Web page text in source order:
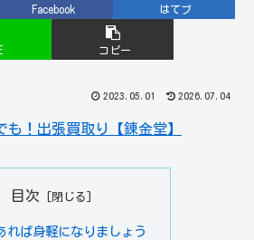
Facebook はてブ
コピー
2023.05.01 2026.07.04
も！出張買取り【錬金堂】
目次
れば身軽になりましょう